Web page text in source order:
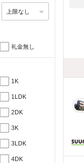
礼金無し
1K
1LDK
2DK
3K
3LDK
4DK